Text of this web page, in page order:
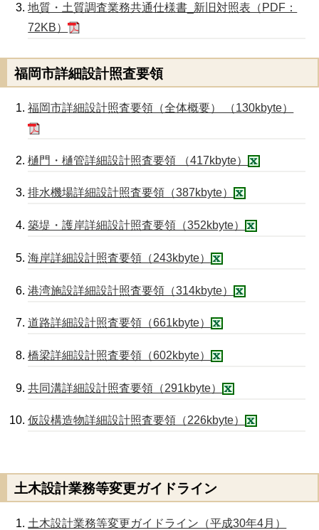
地質・土質調査業務共通仕様書_新旧対照表（PDF：
72KB）
福岡市詳細設計照査要領
福岡市詳細設計照査要領（全体概要） （130kbyte）
樋門・樋管詳細設計照査要領 （417kbyte）
排水機場詳細設計照査要領（387kbyte）
築堤・護岸詳細設計照査要領（352kbyte）
海岸詳細設計照査要領（243kbyte）
港湾施設詳細設計照査要領（314kbyte）
道路詳細設計照査要領（661kbyte）
橋梁詳細設計照査要領（602kbyte）
共同溝詳細設計照査要領（291kbyte）
仮設構造物詳細設計照査要領（226kbyte）
土木設計業務等変更ガイドライン
土木設計業務等変更ガイドライン（平成30年4月）